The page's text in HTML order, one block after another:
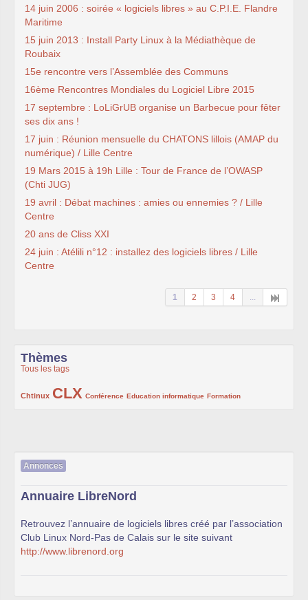
14 juin 2006 : soirée « logiciels libres » au C.P.I.E. Flandre
Maritime
15 juin 2013 : Install Party Linux à la Médiathèque de
Roubaix
15e rencontre vers l’Assemblée des Communs
16ème Rencontres Mondiales du Logiciel Libre 2015
17 septembre : LoLiGrUB organise un Barbecue pour fêter
ses dix ans !
17 juin : Réunion mensuelle du CHATONS lillois (AMAP du
numérique) / Lille Centre
19 Mars 2015 à 19h Lille : Tour de France de l’OWASP
(Chti JUG)
19 avril : Débat machines : amies ou ennemies ? / Lille
Centre
20 ans de Cliss XXI
24 juin : Atélili n°12 : installez des logiciels libres / Lille
Centre
1 2 3 4 ...
Thèmes
Tous les tags
Chtinux
222/1002CLX
1002/1002 Conférence
132/1002 Education informatique
119/1002 Formation
168/1002
Annonces
Annuaire LibreNord
Retrouvez l’annuaire de logiciels libres créé par l’association
Club Linux Nord-Pas de Calais sur le site suivant
http://www.librenord.org